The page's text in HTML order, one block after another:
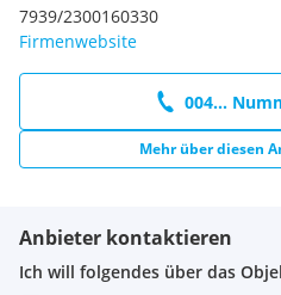
7939/2300160330
Firmenwebsite
004...
Mehr über diesen
Anbieter kontaktieren
Ich will folgendes über das